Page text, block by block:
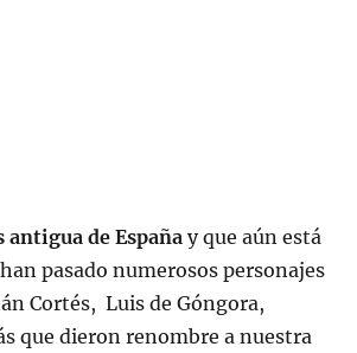
de Españay que aún está
pasado numerosos personajes
Cortés, Luis de Góngora,
que dieron renombre a nuestra